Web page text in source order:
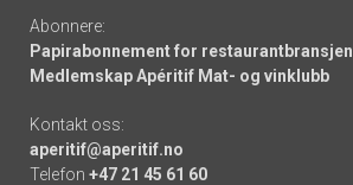
Abonnere:
Papirabonnement for restaurantbransjen
Medlemskap Apéritif Mat- og vinklubb
Kontakt oss:
aperitif@aperitif.no
Telefon +47 21 45 61 60